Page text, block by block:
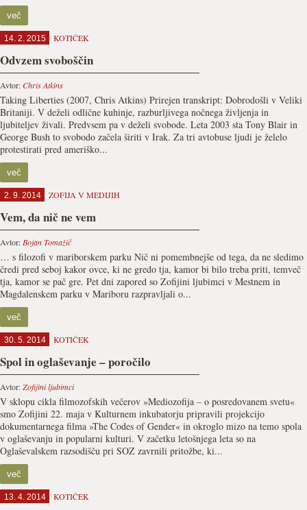
več
14. 2. 2015 KOTIČEK
Odvzem svoboščin
Avtor:Chris Atkins
Taking Liberties (2007, Chris Atkins) Prirejen transkript: Dobrodošli v Veliki
Britaniji. V deželi odlične kuhinje, razburljivega nočnega življenja in
ljubiteljev živali. Predvsem pa v deželi svobode. Leta 2003 sta Tony Blair in
George Bush to svobodo začela širiti v Irak. Za tri avtobuse ljudi je želelo
protestirati pred ameriško...
več
2. 9. 2014 ZOFIJA V MEDIJIH
Vem, da nič ne vem
Avtor: Bojan Tomažič
… s filozofi v mariborskem parku Nič ni pomembnejše od tega, da ne sledimo
čredi pred seboj kakor ovce, ki ne gredo tja, kamor bi bilo treba priti, temveč
tja, kamor se pač gre. Pet dni zapored so Zofijini ljubimci v Mestnem in
Magdalenskem parku v Mariboru razpravljali o...
več
30. 5. 2014 KOTIČEK
Spol in oglaševanje – poročilo
Avtor:Zofijini ljubimci
V sklopu cikla filmozofskih večerov »Mediozofija – o posredovanem svetu«
smo Zofijini 22. maja v Kulturnem inkubatorju pripravili projekcijo
dokumentarnega filma »The Codes of Gender« in okroglo mizo na temo spola
v oglaševanju in popularni kulturi. V začetku letošnjega leta so na
Oglaševalskem razsodišču pri SOZ zavrnili pritožbe, ki...
več
13. 4. 2014 KOTIČEK